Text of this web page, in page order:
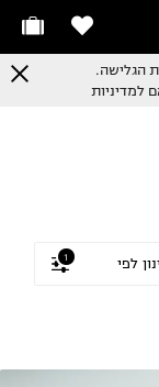
הגלישה.
למדיניות
לפי 1